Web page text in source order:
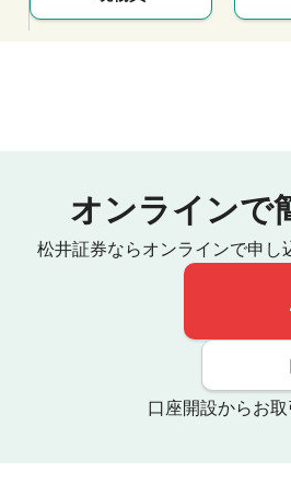
オンラインで
松井証券ならオンラインで申し
口座開設からお